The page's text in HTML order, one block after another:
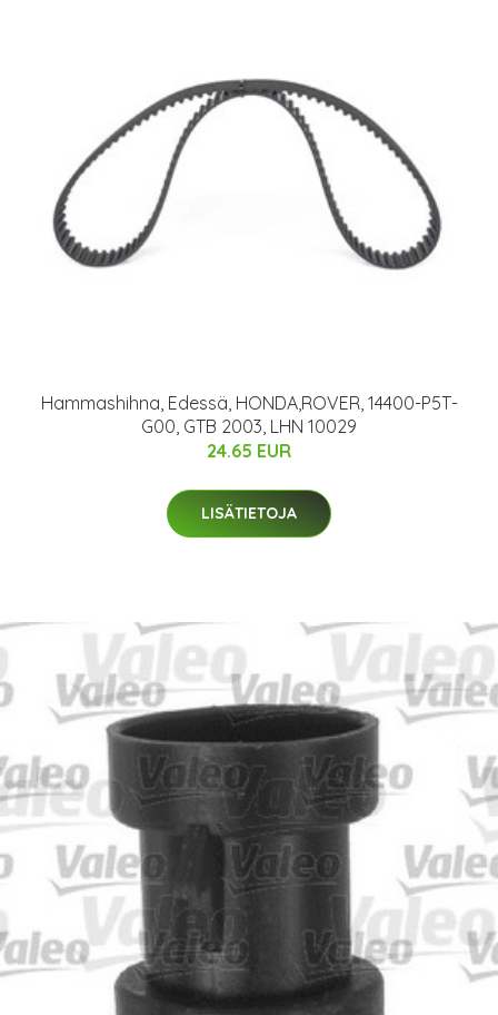
Hammashihna, Edessä, HONDA,ROVER, 14400-P5T-
G00, GTB 2003, LHN 10029
24.65 EUR
LISÄTIETOJA